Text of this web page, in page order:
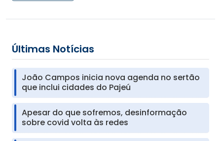
Últimas Notícias
João Campos inicia nova agenda no sertão
que inclui cidades do Pajeú
Apesar do que sofremos, desinformação
sobre covid volta às redes